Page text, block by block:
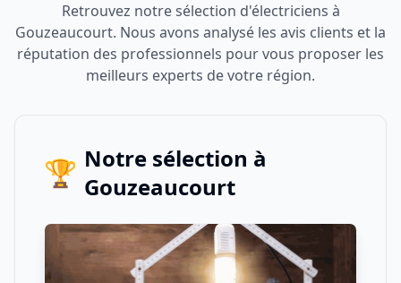
Retrouvez notre sélection d'électriciens à
Gouzeaucourt. Nous avons analysé les avis clients et la
réputation des professionnels pour vous proposer les
meilleurs experts de votre région.
🏆 Notre sélection à
Gouzeaucourt